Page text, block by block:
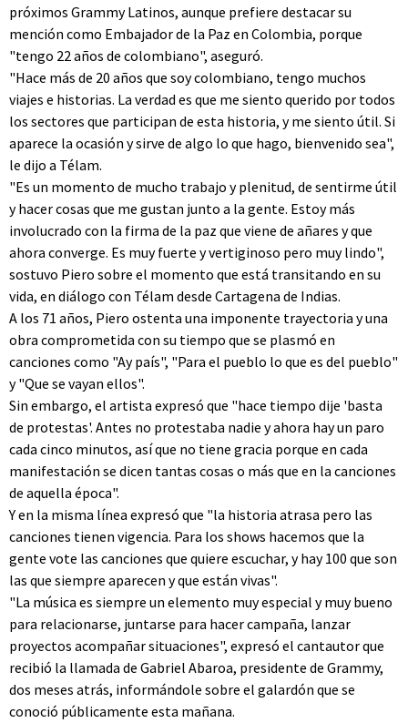
próximos Grammy Latinos, aunque prefiere destacar su
mención como Embajador de la Paz en Colombia, porque
"tengo 22 años de colombiano", aseguró.
"Hace más de 20 años que soy colombiano, tengo muchos
viajes e historias. La verdad es que me siento querido por todos
los sectores que participan de esta historia, y me siento útil. Si
aparece la ocasión y sirve de algo lo que hago, bienvenido sea",
le dijo a Télam.
"Es un momento de mucho trabajo y plenitud, de sentirme útil
y hacer cosas que me gustan junto a la gente. Estoy más
involucrado con la firma de la paz que viene de añares y que
ahora converge. Es muy fuerte y vertiginoso pero muy lindo",
sostuvo Piero sobre el momento que está transitando en su
vida, en diálogo con Télam desde Cartagena de Indias.
A los 71 años, Piero ostenta una imponente trayectoria y una
obra comprometida con su tiempo que se plasmó en
canciones como "Ay país", "Para el pueblo lo que es del pueblo"
y "Que se vayan ellos".
Sin embargo, el artista expresó que "hace tiempo dije 'basta
de protestas'. Antes no protestaba nadie y ahora hay un paro
cada cinco minutos, así que no tiene gracia porque en cada
manifestación se dicen tantas cosas o más que en la canciones
de aquella época".
Y en la misma línea expresó que "la historia atrasa pero las
canciones tienen vigencia. Para los shows hacemos que la
gente vote las canciones que quiere escuchar, y hay 100 que son
las que siempre aparecen y que están vivas".
"La música es siempre un elemento muy especial y muy bueno
para relacionarse, juntarse para hacer campaña, lanzar
proyectos acompañar situaciones", expresó el cantautor que
recibió la llamada de Gabriel Abaroa, presidente de Grammy,
dos meses atrás, informándole sobre el galardón que se
conoció públicamente esta mañana.